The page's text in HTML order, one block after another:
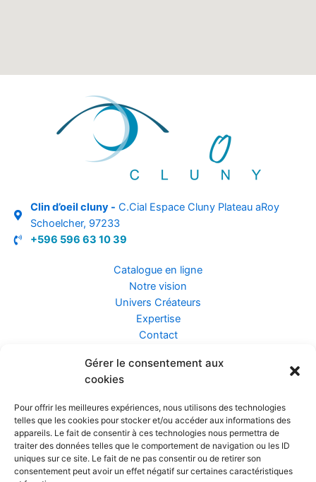
Gérer le consentement aux
cookies
Pour offrir les meilleures expériences, nous utilisons des technologies
telles que les cookies pour stocker et/ou accéder aux informations des
appareils. Le fait de consentir à ces technologies nous permettra de
traiter des données telles que le comportement de navigation ou les ID
uniques sur ce site. Le fait de ne pas consentir ou de retirer son
consentement peut avoir un effet négatif sur certaines caractéristiques
Clin d’oeil cluny - C.Cial Espace Cluny Plateau aRoy
Schoelcher, 97233
+596 596 63 10 39
Catalogue en ligne
Notre vision
Univers Créateurs
Expertise
Contact
Assurance ZEN
Confidentialité et Données
Conditions Générales de Vente